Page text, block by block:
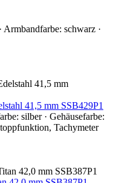
Armbandfarbe: schwarz ·
41,5 mm SSB429P1
silber · Gehäusefarbe:
Tachymeter